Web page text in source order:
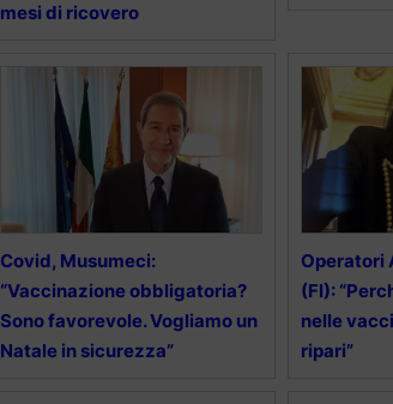
mesi di ricovero
Covid, Musumeci:
“Vaccinazione obbligatoria?
Sono favorevole. Vogliamo un
Natale in sicurezza”
Operatori
(FI):
nelle
ripari”